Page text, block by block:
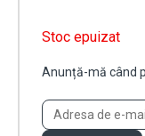
Stoc epuizat
Anunță-mă când